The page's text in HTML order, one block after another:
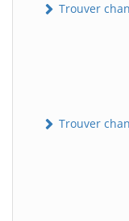
Trouver
Trouver